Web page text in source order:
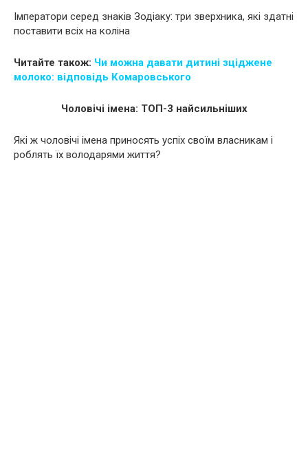
Імператори серед знаків Зодіаку: три зверхника, які здатні
поставити всіх на коліна
Читайте також: Чи можна давати дитині зціджене
молоко: відповідь Комаровського
Чоловічі імена: ТОП-3 найсильніших
Які ж чоловічі імена приносять успіх своїм власникам і
роблять їх володарями життя?